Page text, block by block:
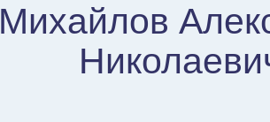
Михайлов